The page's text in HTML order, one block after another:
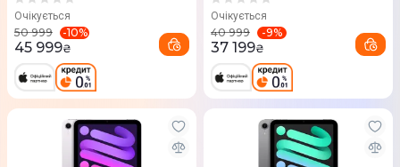
Очікується
50 999 -10%
45 999₴
Очікується
40 999 -9%
37 199₴